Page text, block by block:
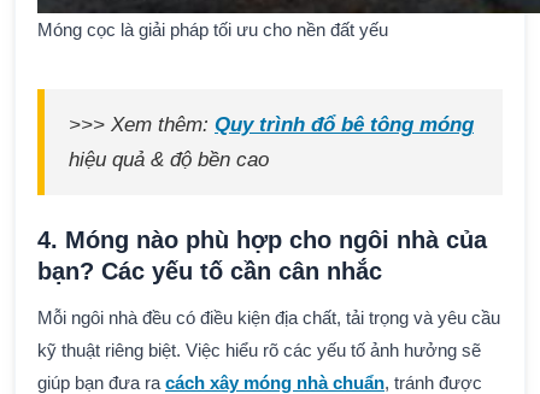
Móng cọc là giải pháp tối ưu cho nền đất yếu
>>> Xem thêm: Quy trình đổ bê tông móng
hiệu quả & độ bền cao
4. Móng nào phù hợp cho ngôi nhà của
bạn? Các yếu tố cần cân nhắc
Mỗi ngôi nhà đều có điều kiện địa chất, tải trọng và yêu cầu
kỹ thuật riêng biệt. Việc hiểu rõ các yếu tố ảnh hưởng sẽ
giúp bạn đưa ra cách xây móng nhà chuẩn, tránh được